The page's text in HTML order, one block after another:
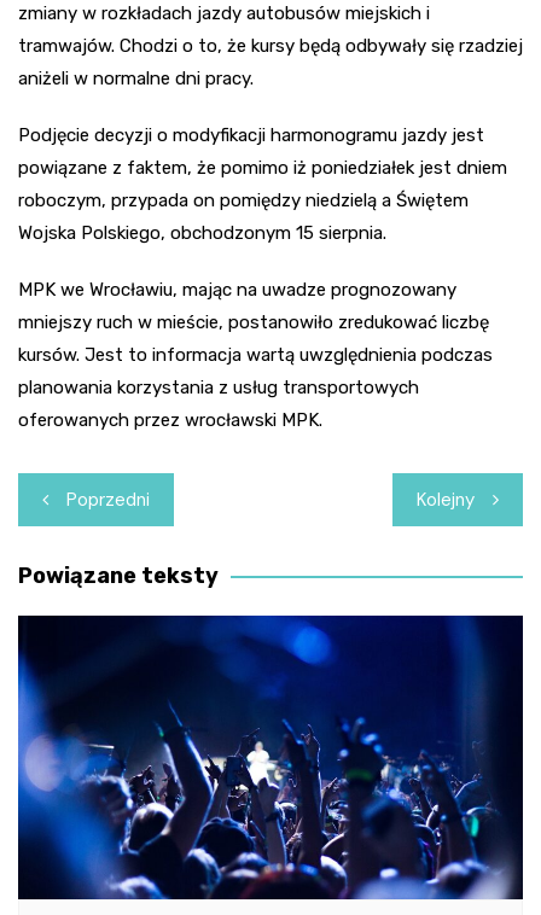
zmiany w rozkładach jazdy autobusów miejskich i
tramwajów. Chodzi o to, że kursy będą odbywały się rzadziej
aniżeli w normalne dni pracy.
Podjęcie decyzji o modyfikacji harmonogramu jazdy jest
powiązane z faktem, że pomimo iż poniedziałek jest dniem
roboczym, przypada on pomiędzy niedzielą a Świętem
Wojska Polskiego, obchodzonym 15 sierpnia.
MPK we Wrocławiu, mając na uwadze prognozowany
mniejszy ruch w mieście, postanowiło zredukować liczbę
kursów. Jest to informacja wartą uwzględnienia podczas
planowania korzystania z usług transportowych
oferowanych przez wrocławski MPK.
Nawigacja
wpisu
Poprzedni Kolejny
Powiązane teksty